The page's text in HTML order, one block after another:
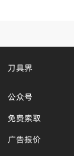
程师与刀具供应
题的能力。来自
还没有彻底结束
能确保一个更好
密合作，希望能
新精神，
办地)进行首次成
刀具。” 韧硬度
，保持刀具寿命
经理Jürgen
示韧性较差。因
需要在相应温
研发出了足够硬
个非常漫长的
江淮铸造的主要
序调整后，江淮
钻孔的精加工工
达到上述目标，
待进入下一道工
率下，瓦尔特
集团公司发动机
铣刀需满足这类
是提供应用了公
MULTI-
粒基体结合了
刀具的抗冲击强
加工由槽的粗
刀具界
公众号
免费索取
广告报价